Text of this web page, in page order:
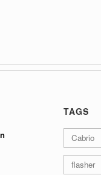
TAGS
Cabrio
flasher